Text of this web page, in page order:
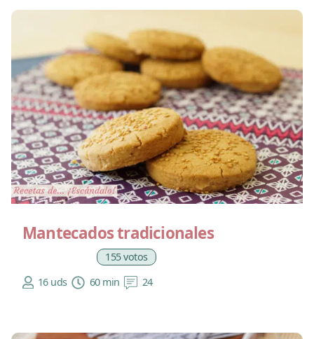
Mantecados tradicionales
155 votos
16 uds
60 min 24